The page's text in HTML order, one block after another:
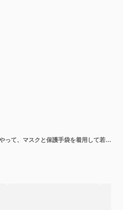
コロナウイルスの概念をやって、マスクと保護手袋を着用して若い男